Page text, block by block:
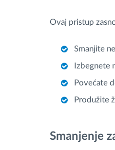
Ovaj pristup
Smanjite
Izbegnete
Povećate
Produžite
Smanjenje